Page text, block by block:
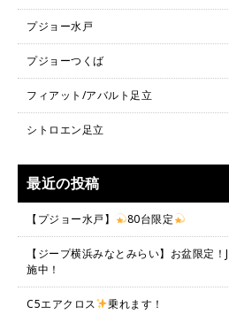
プジョー水戸
プジョーつくば
フィアット/アバルト足立
シトロエン足立
最近の投稿
【プジョー水戸】 80台限定
【ジープ横浜みなとみらい】お盆限定
施中！
C5エアクロス 乗れます！